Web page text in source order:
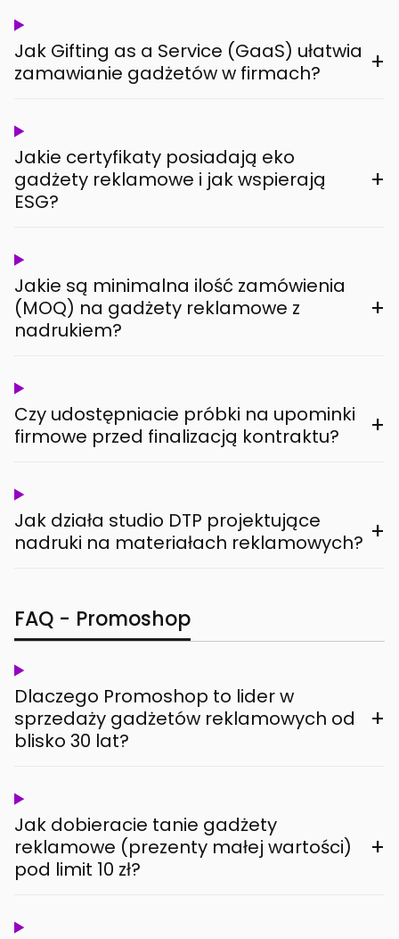
Jak Gifting as a Service (GaaS) ułatwia
zamawianie gadżetów w firmach?
+
Jakie certyfikaty posiadają eko
gadżety reklamowe i jak wspierają
ESG?
+
Jakie są minimalna ilość zamówienia
(MOQ) na gadżety reklamowe z
nadrukiem?
+
Czy udostępniacie próbki na upominki
firmowe przed finalizacją kontraktu?
+
Jak działa studio DTP projektujące
nadruki na materiałach reklamowych? +
FAQ - Promoshop
Dlaczego Promoshop to lider w
sprzedaży gadżetów reklamowych od
blisko 30 lat?
+
Jak dobieracie tanie gadżety
reklamowe (prezenty małej wartości)
pod limit 10 zł?
+